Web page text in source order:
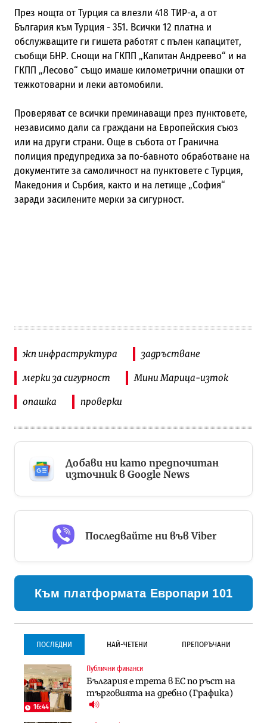
През нощта от Турция са влезли 418 ТИР-а, а от
България към Турция - 351. Всички 12 платна и
обслужващите ги гишета работят с пълен капацитет,
съобщи БНР. Снощи на ГКПП „Капитан Андреево“ и на
ГКПП „Лесово“ също имаше километрични опашки от
тежкотоварни и леки автомобили.
Проверяват се всички преминаващи през пунктовете,
независимо дали са граждани на Европейския съюз
или на други страни. Още в събота от Гранична
полиция предупредиха за по-бавното обработване на
документите за самоличност на пунктовете с Турция,
Македония и Сърбия, както и на летище „София“
заради засилените мерки за сигурност.
жп инфраструктура задръстване
мерки за сигурност Мини Марица-изток
опашка проверки
Добави ни като предпочитан
източник в Google News
Последвайте ни във Viber
Към платформата Европари 101
ПОСЛЕДНИ НАЙ-ЧЕТЕНИ ПРЕПОРЪЧАНИ
16:44
Публични финанси
България е трета в ЕС по ръст на
търговията на дребно (Графика)
Градоустройство
Столична община избра
изпълнител за преместването на
трамвайното трасе по бул.
Инфраструктура
Проектирането на тунела под
Петрохан ще върви паралелно с
екологичните оценки